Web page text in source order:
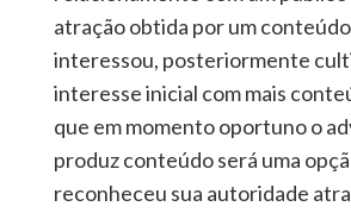
atração obtida por um
interessou, posteriormente
interesse inicial com mais
que em momento oportuno o
produz conteúdo será uma
reconheceu sua autoridade